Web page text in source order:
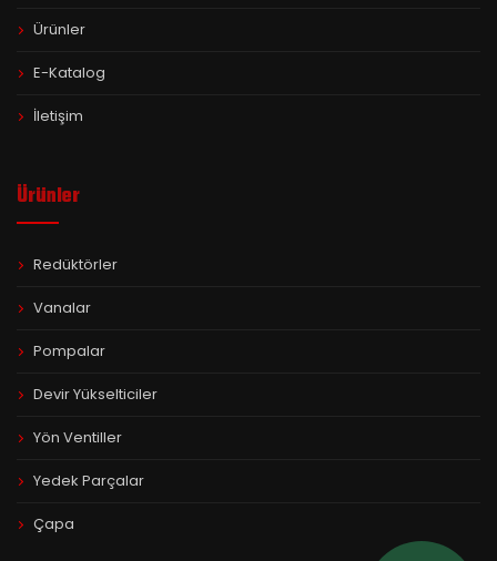
Ürünler
E-Katalog
İletişim
Ürünler
Redüktörler
Vanalar
Pompalar
Devir Yükselticiler
Yön Ventiller
Yedek Parçalar
Çapa